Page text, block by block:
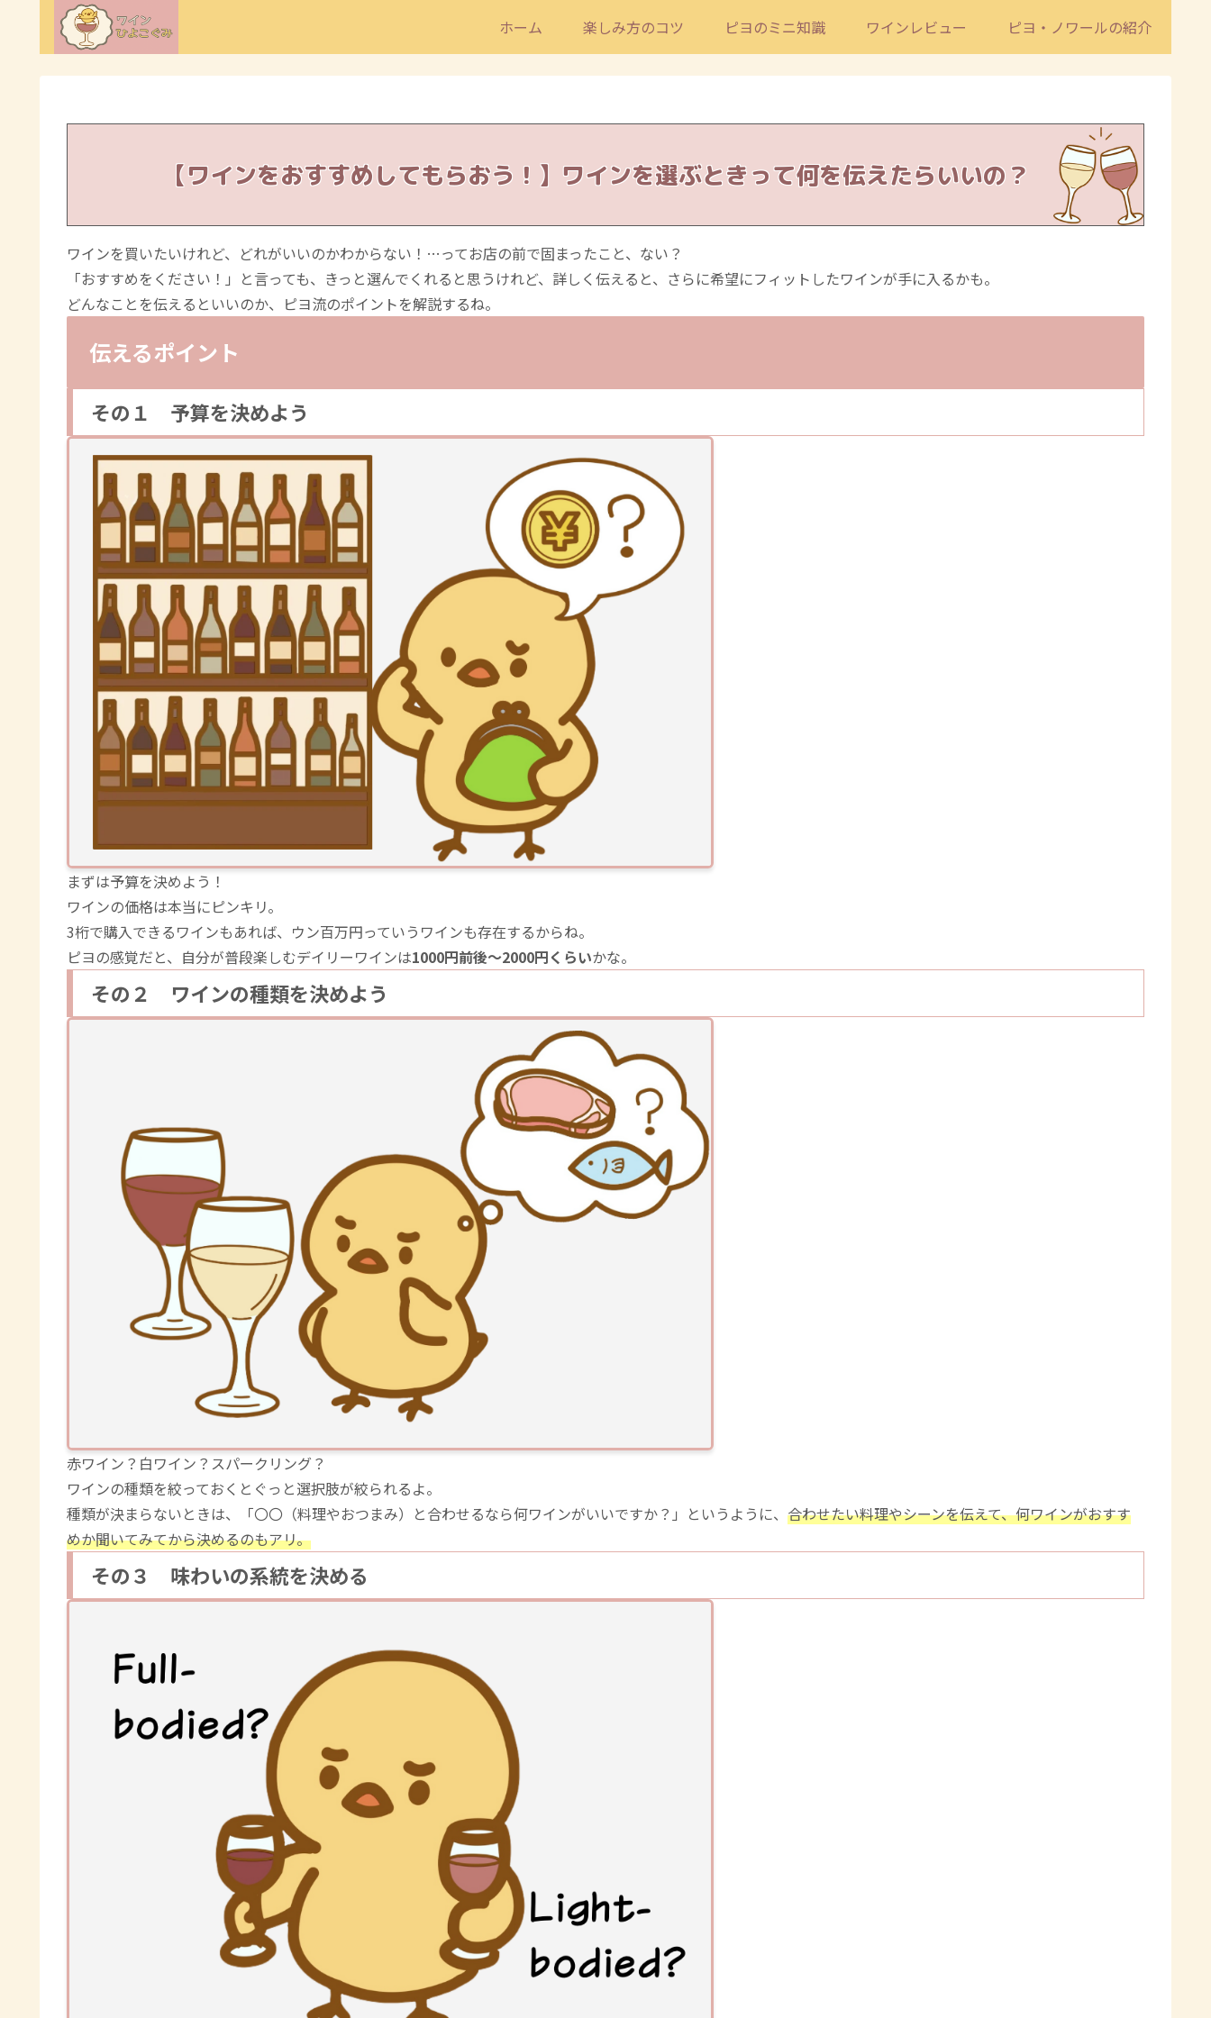
ホーム 楽しみ方のコツ ピヨのミニ知識 ワインレビュー ピヨ・ノワールの紹介
【ワインをおすすめしてもらおう！】ワインを選ぶときって何を伝えたらいいの？
ワインを買いたいけれど、どれがいいのかわからない！…ってお店の前で固まったこと、ない？
「おすすめをください！」と言っても、きっと選んでくれると思うけれど、詳しく伝えると、さらに希望にフィットしたワインが手に入るかも。
どんなことを伝えるといいのか、ピヨ流のポイントを解説するね。
伝えるポイント
その１ 予算を決めよう
まずは予算を決めよう！
ワインの価格は本当にピンキリ。
3桁で購入できるワインもあれば、ウン百万円っていうワインも存在するからね。
ピヨの感覚だと、自分が普段楽しむデイリーワインは1000円前後〜2000円くらいかな。
その２ ワインの種類を決めよう
赤ワイン？白ワイン？スパークリング？
ワインの種類を絞っておくとぐっと選択肢が絞られるよ。
種類が決まらないときは、「〇〇（料理やおつまみ）と合わせるなら何ワインがいいですか？」というように、 合わせたい料理やシーンを伝えて、何ワインがおすす
めか聞いてみてから決めるのもアリ。
その３ 味わいの系統を決める